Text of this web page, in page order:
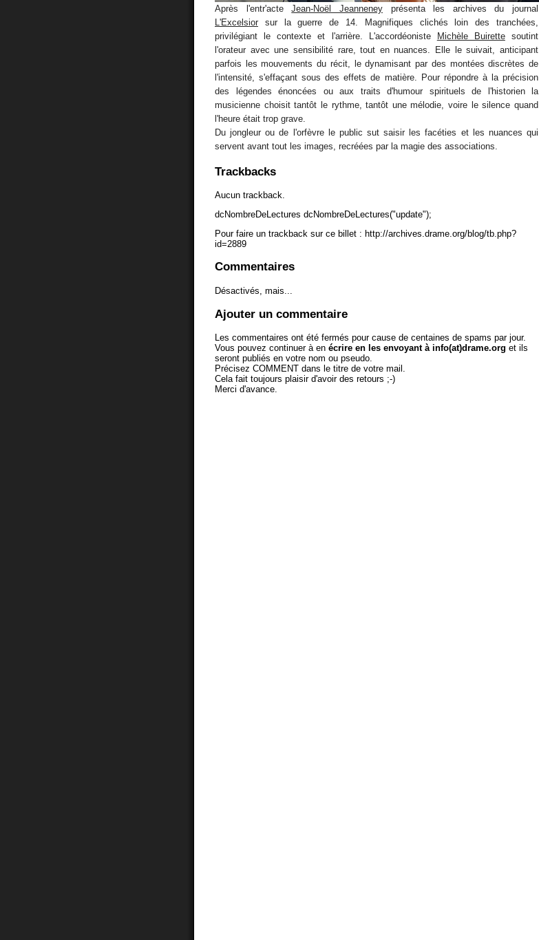
Après l'entr'acteJean-Noël Jeanneneyprésenta les archives du journal
L'Excelsior sur la guerre de 14. Magnifiques clichés loin des tranchées,
privilégiant le contexte et l'arrière. L'accordéoniste
Michèle Buirettesoutint
l'orateur avec une sensibilité rare, tout en nuances. Elle le suivait, anticipant
parfois les mouvements du récit, le dynamisant par des montées discrètes de
l'intensité, s'effaçant sous des effets de matière. Pour répondre à la précision
des légendes énoncées ou aux traits d'humour spirituels de l'historien la
musicienne choisit tantôt le rythme, tantôt une mélodie, voire le silence quand
l'heure était trop grave.
Du jongleur ou de l'orfèvre le public sut saisir les facéties et les nuances qui
servent avant tout les images, recréées par la magie des associations.
Trackbacks
Aucun trackback.
dcNombreDeLectures dcNombreDeLectures("update");
Pour faire un trackback sur ce billet : http://archives.drame.org/blog/tb.php?
id=2889
Commentaires
Désactivés, mais...
Ajouter un commentaire
Les commentaires ont été fermés pour cause de centaines de spams par jour.
Vous pouvez continuer à en écrire en les envoyant à info(at)drame.org et ils
seront publiés en votre nom ou pseudo.
Précisez COMMENT dans le titre de votre mail.
Cela fait toujours plaisir d'avoir des retours ;-)
Merci d'avance.